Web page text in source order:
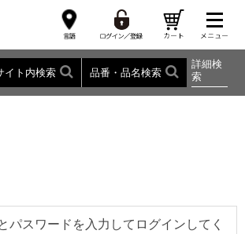
イト内検索 品番・品名検索
詳細検
索
パスワードを入力してログインしてく